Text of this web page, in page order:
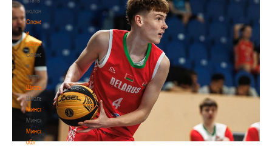
волонтером
Спонсоры
и
партнеры
Спонсоры
и
партнеры
Школы
Школы
Минск
Минск
Минская
обл